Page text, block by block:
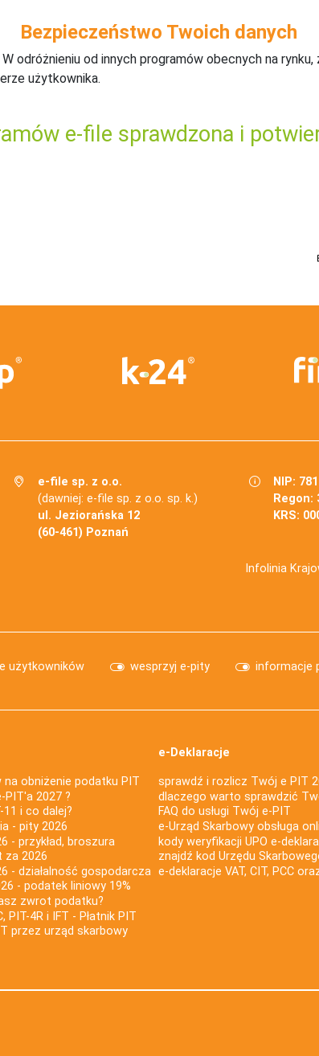
Bezpieczeństwo Twoich danych
odróżnieniu od innych programów obecnych na rynku,
użytkownika.
e-file sprawdzona i
e-file sp. z o.o.
(dawniej: e-file sp. z o.o. sp. k.)
ul. Jeziorańska 12
(60-461) Poznań
NIP:
Regon:
KRS:
Infolinia
użytkowników wesprzyj e-pity informacje
obniżenie podatku PIT
PIT'a 2027 ?
11 i co dalej?
- pity 2026
- przykład, broszura
za 2026
- działalność gospodarcza
- podatek liniowy 19%
zwrot podatku?
PIT-4R i IFT - Płatnik PIT
przez urząd skarbowy
e-Deklaracje
sprawdź i rozlicz Twój e PIT
dlaczego warto sprawdzić
FAQ do usługi Twój e-PIT
e-Urząd Skarbowy obsługa
kody weryfikacji UPO e-
znajdź kod Urzędu
e-deklaracje VAT, CIT, PCC